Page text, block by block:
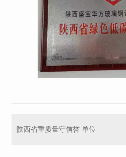
陕西省重质量守信誉 单位